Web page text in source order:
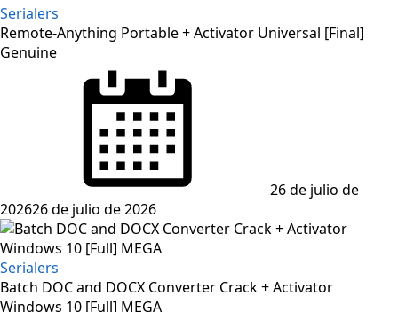
Serialers
Remote-Anything Portable + Activator Universal [Final]
Genuine
26 de julio de
202626 de julio de 2026
Serialers
Batch DOC and DOCX Converter Crack + Activator
Windows 10 [Full] MEGA